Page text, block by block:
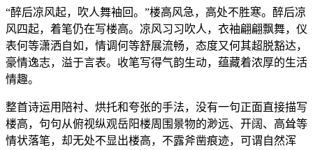
“醉后凉风起，吹人舞袖回。”楼高风急，高处不胜寒。醉后凉
风四起，着笔仍在写楼高。凉风习习吹人，衣袖翩翩飘舞，仪
表何等潇洒自如，情调何等舒展流畅，态度又何其超脱豁达，
豪情逸志，溢于言表。收笔写得气韵生动，蕴藏着浓厚的生活
情趣。
整首诗运用陪衬、烘托和夸张的手法，没有一句正面直接描写
楼高，句句从俯视纵观岳阳楼周围景物的渺远、开阔、高耸等
情状落笔，却无处不显出楼高，不露斧凿痕迹，可谓自然浑